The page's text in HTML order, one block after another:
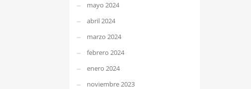
mayo 2024
abril 2024
marzo 2024
febrero 2024
enero 2024
noviembre 2023